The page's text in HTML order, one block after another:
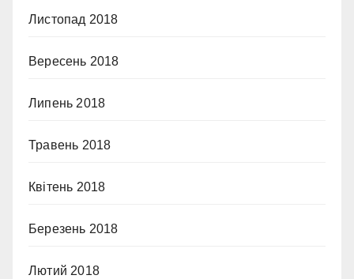
Листопад 2018
Вересень 2018
Липень 2018
Травень 2018
Квітень 2018
Березень 2018
Лютий 2018